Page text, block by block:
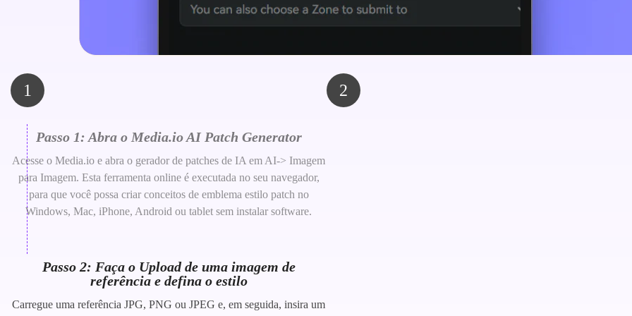
1 2
Passo 1: Abra o Media.io AI Patch Generator
Acesse o Media.io e abra o gerador de patches de IA em AI-> Imagem
para Imagem. Esta ferramenta online é executada no seu navegador,
para que você possa criar conceitos de emblema estilo patch no
Windows, Mac, iPhone, Android ou tablet sem instalar software.
Passo 2: Faça o Upload de uma imagem de
referência e defina o estilo
Carregue uma referência JPG, PNG ou JPEG e, em seguida, insira um